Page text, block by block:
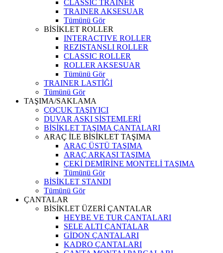
CLASSIC TRAINER
TRAINER AKSESUAR
Tümünü Gör
BİSİKLET ROLLER
INTERACTIVE ROLLER
REZISTANSLI ROLLER
CLASSIC ROLLER
ROLLER AKSESUAR
Tümünü Gör
TRAINER LASTİĞİ
Tümünü Gör
TAŞIMA/SAKLAMA
ÇOCUK TAŞIYICI
DUVAR ASKI SİSTEMLERİ
BİSİKLET TAŞIMA ÇANTALARI
ARAÇ İLE BİSİKLET TAŞIMA
ARAÇ ÜSTÜ TAŞIMA
ARAÇ ARKASI TAŞIMA
ÇEKİ DEMİRİNE MONTELİ TAŞIMA
Tümünü Gör
BİSİKLET STANDI
Tümünü Gör
ÇANTALAR
BİSİKLET ÜZERİ ÇANTALAR
HEYBE VE TUR ÇANTALARI
SELE ALTI ÇANTALAR
GİDON ÇANTALARI
KADRO ÇANTALARI